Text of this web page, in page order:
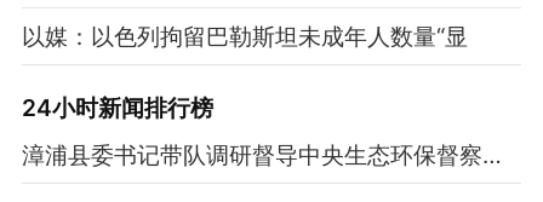
以媒：以色列拘留巴勒斯坦未成年人数量“显
24小时新闻排行榜
漳浦县委书记带队调研督导中央生态环保督察问题整改工作